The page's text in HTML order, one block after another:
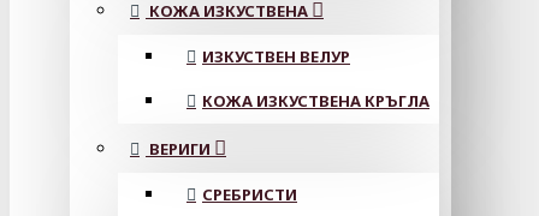
КОЖА ИЗКУСТВЕНА
ИЗКУСТВЕН ВЕЛУР
КОЖА ИЗКУСТВЕНА КРЪГЛА
ВЕРИГИ
СРЕБРИСТИ